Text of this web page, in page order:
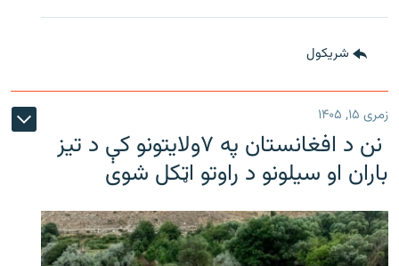
شريکول
زمری ۱۵, ۱۴۰۵
نن د افغانستان په ۷ولایتونو کې د تیز
باران او سیلونو د راوتو اټکل شوی